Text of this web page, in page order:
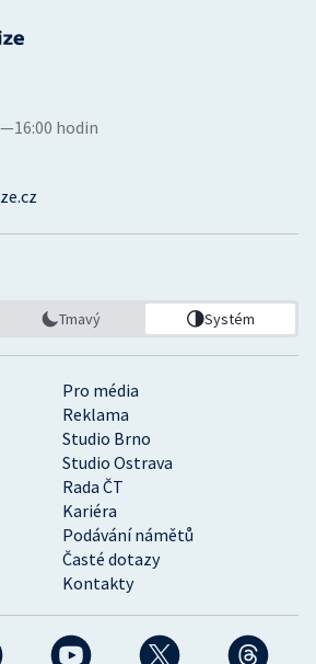
Pro média
Reklama
Studio Brno
Studio Ostrava
Rada ČT
Kariéra
Podávání námětů
Časté dotazy
Kontakty
hodin
Tmavý Systém